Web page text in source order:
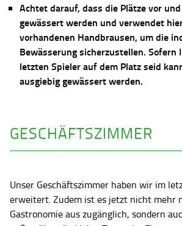
Achtet darauf, dass die Plätze vor
gewässert werden und verwendet
vorhandenen Handbrausen, um die
Bewässerung sicherzustellen. Sofern
letzten Spieler auf dem Platz seid
ausgiebig gewässert werden.
GESCHÄFTSZIMMER
Unser Geschäftszimmer haben wir im
erweitert. Zudem ist es jetzt nicht mehr
Gastronomie aus zugänglich, sondern